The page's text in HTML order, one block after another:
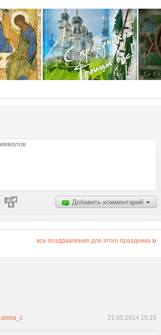
Добавить комментарий
все поздравления для этого праздника
alexa_c 21.05.2014 15:19